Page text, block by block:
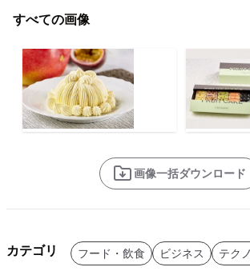
すべての画像
画像一括ダウンロード
カテゴリ フード・飲食 ビジネス テク